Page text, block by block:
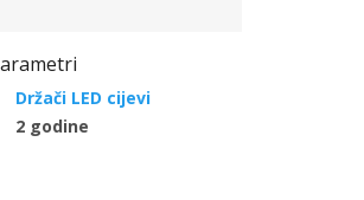
Držači LED cijevi
2 godine